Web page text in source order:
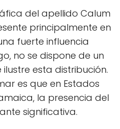
del apellido Calum
principalmente en
fuerte influencia
no se dispone de un
esta distribución.
es que en Estados
la presencia del
significativa.